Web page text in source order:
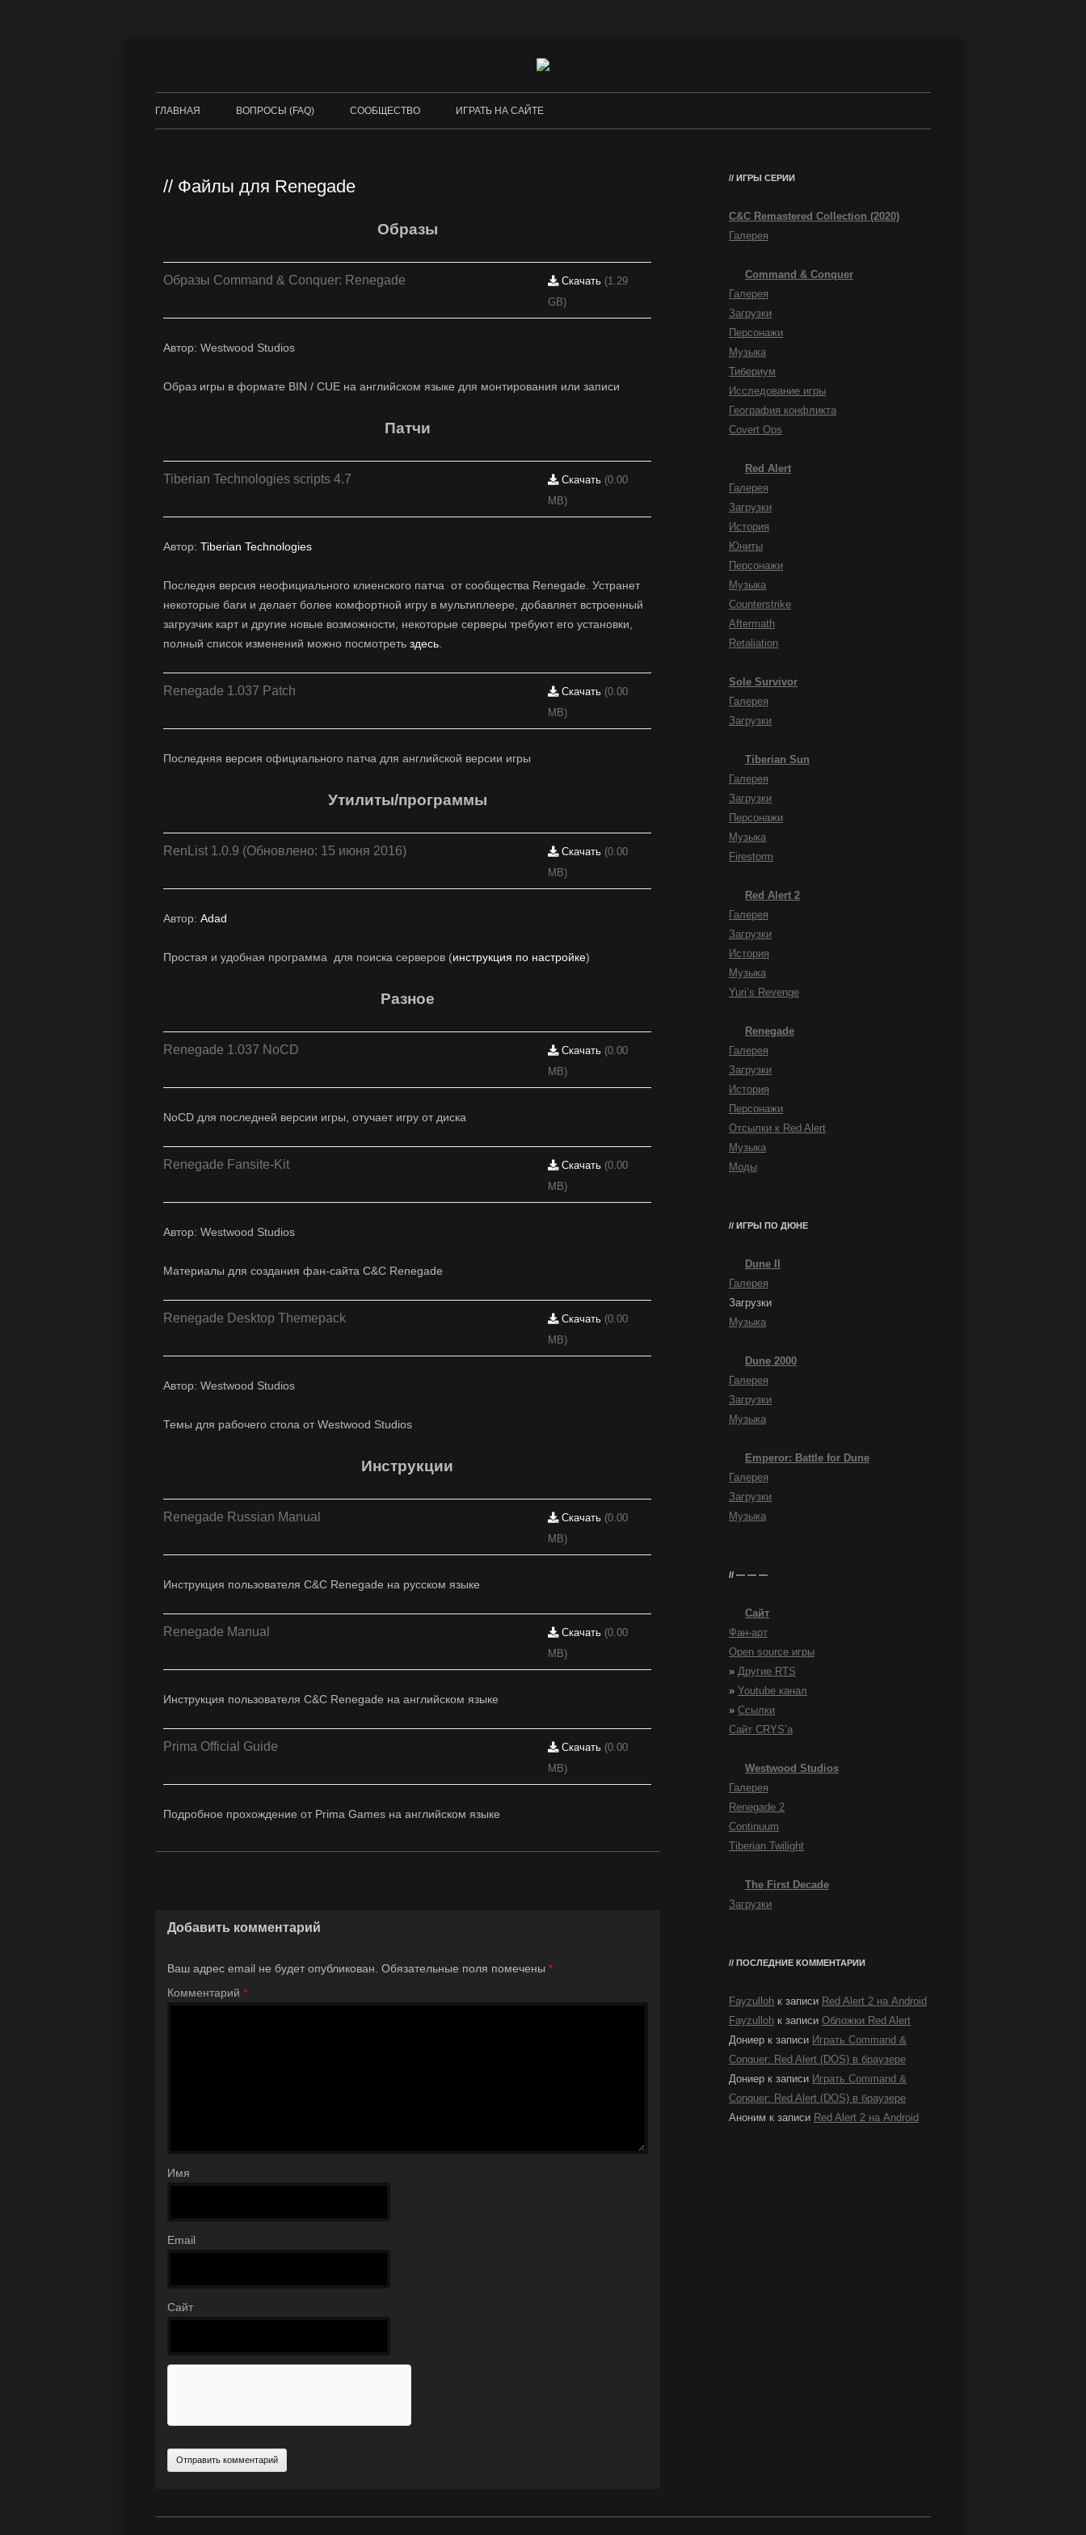
к
ГЛАВНАЯ ВОПРОСЫ (FAQ) СООБЩЕСТВО ИГРАТЬ НА САЙТЕ
Файлы для Renegade
Образы
Образы Command & Conquer: Renegade Скачать (1.29
GB)
Автор: Westwood Studios
Образ игры в формате BIN / CUE на английском языке для монтирования или записи
Патчи
Tiberian Technologies scripts 4.7 Скачать (0.00
MB)
Автор: Tiberian Technologies
Последня версия неофициального клиенского патча от сообщества Renegade. Устранет
некоторые баги и делает более комфортной игру в мультиплеере, добавляет встроенный
загрузчик карт и другие новые возможности, некоторые серверы требуют его установки,
полный список изменений можно посмотреть здесь
Renegade 1.037 Patch Скачать (0.00
MB)
Последняя версия официального патча для английской версии игры
Утилиты/программы
RenList 1.0.9 (Обновлено: 15 июня 2016) Скачать (0.00
MB)
Автор: Adad
Простая и удобная программа для поиска серверов (инструкция по настройке)
Разное
Renegade 1.037 NoCD Скачать (0.00
MB)
NoCD для последней версии игры, отучает игру от диска
Renegade Fansite-Kit Скачать (0.00
MB)
Автор: Westwood Studios
Материалы для создания фан-сайта C&C Renegade
Renegade Desktop Themepack Скачать (0.00
MB)
Автор: Westwood Studios
Темы для рабочего стола от Westwood Studios
Инструкции
Renegade Russian Manual Скачать (0.00
MB)
Инструкция пользователя C&C Renegade на русском языке
Renegade Manual Скачать (0.00
MB)
Инструкция пользователя C&C Renegade на английском языке
Prima Official Guide Скачать (0.00
MB)
Подробное прохождение от Prima Games на английском языке
Добавить комментарий
Ваш адрес email не будет опубликован. Обязательные поля помечены *
Комментарий *
Имя
Email
Сайт
ИГРЫ СЕРИИ
C&C Remastered Collection (2020)
Галерея
Command & Conquer
Галерея
Загрузки
Персонажи
Музыка
Тибериум
Исследование игры
География конфликта
Covert Ops
Red Alert
Галерея
Загрузки
История
Юниты
Персонажи
Музыка
Counterstrike
Aftermath
Retaliation
Sole Survivor
Галерея
Загрузки
Tiberian Sun
Галерея
Загрузки
Персонажи
Музыка
Firestorm
Red Alert 2
Галерея
Загрузки
История
Музыка
Yuri’s Revenge
Renegade
Галерея
Загрузки
История
Персонажи
Отсылки к Red Alert
Музыка
Моды
ИГРЫ ПО ДЮНЕ
Dune II
Галерея
Загрузки
Музыка
Dune 2000
Галерея
Загрузки
Музыка
Emperor: Battle for Dune
Галерея
Загрузки
Музыка
— — —
Сайт
Фан-арт
Open source игры
» Другие RTS
» Youtube канал
» Ссылки
Сайт CRYS’а
Westwood Studios
Галерея
Renegade 2
Continuum
Tiberian Twilight
The First Decade
Загрузки
ПОСЛЕДНИЕ КОММЕНТАРИИ
Fayzulloh к записи Red Alert 2 на Android
Fayzulloh к записи Обложки Red Alert
Дониер к записи Играть Command &
Conquer: Red Alert (DOS) в браузере
Дониер к записи Играть Command &
Conquer: Red Alert (DOS) в браузере
Аноним к записи Red Alert 2 на Android